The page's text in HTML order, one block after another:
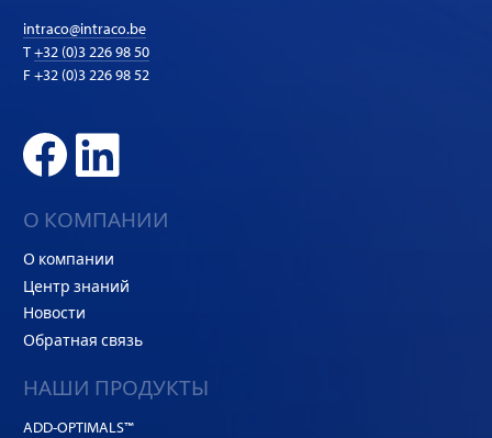
intraco@intraco.be
T+32 (0)3 226 98 50
F +32 (0)3 226 98 52
О КОМПАНИИ
О компании
Центр знаний
Новости
Обратная связь
НАШИ ПРОДУКТЫ
ADD-OPTIMALS™